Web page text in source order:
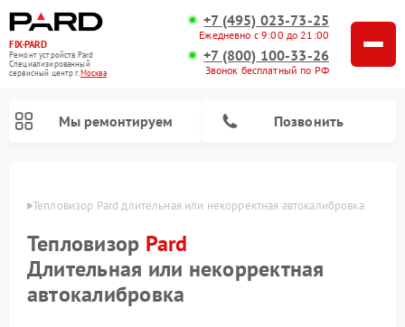
FIX-PARD
Ремонт устройств Pard
Специализированный
cервисный центр г.Москва
+7 (495) 023-73-25
Ежедневно с 9:00 до 21:00
+7 (800) 100-33-26
Звонок бесплатный по РФ
Мы ремонтируем Позвонить
Тепловизор Pard длительная или некорректная автокалибровка
Тепловизор Pard
Длительная или некорректная
автокалибровка